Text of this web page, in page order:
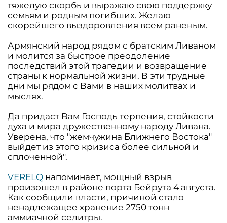
тяжелую скорбь и выражаю свою поддержку
семьям и родным погибших. Желаю
скорейшего выздоровления всем раненым.
Армянский народ рядом с братским Ливаном
и молится за быстрое преодоление
последствий этой трагедии и возвращение
страны к нормальной жизни. В эти трудные
дни мы рядом с Вами в наших молитвах и
мыслях.
Да придаст Вам Господь терпения, стойкости
духа и мира дружественному народу Ливана.
Уверена, что "жемчужина Ближнего Востока"
выйдет из этого кризиса более сильной и
сплоченной".
VERELQ напоминает, мощный взрыв
произошел в районе порта Бейрута 4 августа.
Как сообщили власти, причиной стало
ненадлежащее хранение 2750 тонн
аммиачной селитры.